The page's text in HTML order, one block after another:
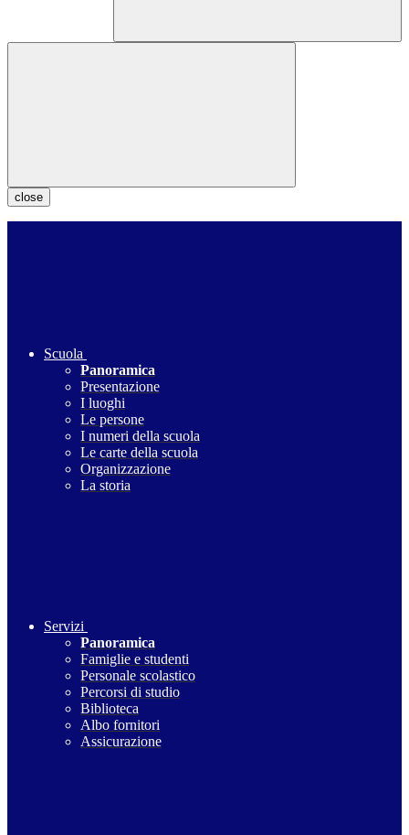
close
Scuola
Panoramica
Presentazione
I luoghi
Le persone
I numeri della scuola
Le carte della scuola
Organizzazione
La storia
Servizi
Panoramica
Famiglie e studenti
Personale scolastico
Percorsi di studio
Biblioteca
Albo fornitori
Assicurazione